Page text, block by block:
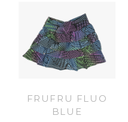
FRUFRU FLUO
BLUE